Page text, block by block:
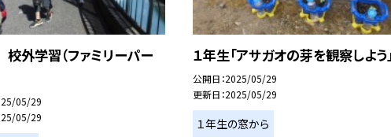
外学習（ファミリーパー
05/29
05/29
１年生「アサガオの芽を観察しよう」
公開日 2025/05/29
更新日 2025/05/29
１年生の窓から